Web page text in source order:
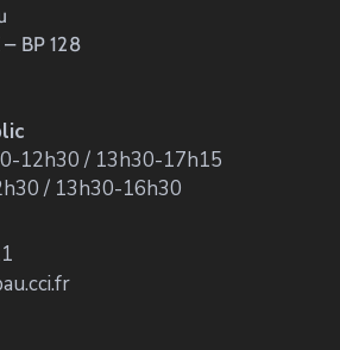
BP 128
12h30 / 13h30-17h15
/ 13h30-16h30